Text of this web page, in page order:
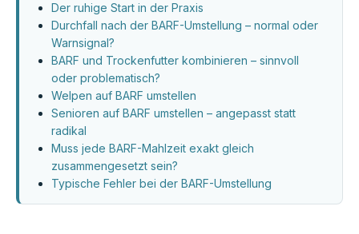
Der ruhige Start in der Praxis
Durchfall nach der BARF-Umstellung – normal oder
Warnsignal?
BARF und Trockenfutter kombinieren – sinnvoll
oder problematisch?
Welpen auf BARF umstellen
Senioren auf BARF umstellen – angepasst statt
radikal
Muss jede BARF-Mahlzeit exakt gleich
zusammengesetzt sein?
Typische Fehler bei der BARF-Umstellung